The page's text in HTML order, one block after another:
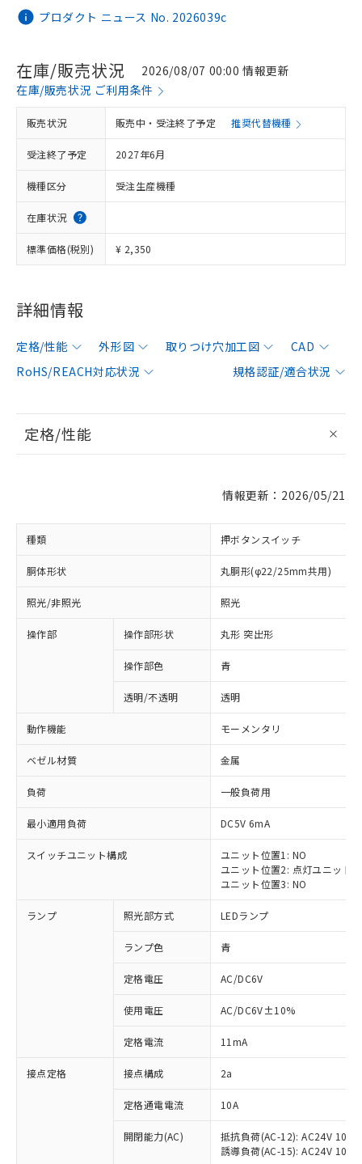
プロダクト ニュース No. 2026039c
在庫/販売状況
2026/08/07 00:00 情報更新
在庫/販売状況 ご利用条件
販売状況 販売中・受注終了予定 推奨代替機種
受注終了予定 2027年6月
機種区分 受注生産機種
在庫状況
標準価格(税別) ¥ 2,350
詳細情報
定格/性能 外形図 取りつけ穴加工図
CAD
RoHS/REACH対応状況
規格認証/適合状況
定格/性能
情報更新：2026/05/21
種類 押ボタンスイッチ
胴体形状 丸胴形(φ22/25mm共用)
照光/非照光 照光
操作部 操作部形状 丸形 突出形
操作部色 青
透明/不透明 透明
動作機能 モーメンタリ
ベゼル材質 金属
負荷 一般負荷用
最小適用負荷 DC5V 6mA
スイッチユニット構成
ユニット位置1: NO
ユニット位置2: 点灯ユニット
ユニット位置3: NO
ランプ 照光部方式 LEDランプ
ランプ色 青
定格電圧 AC/DC6V
使用電圧 AC/DC6V±10%
定格電流 11mA
接点定格 接点構成 2a
定格通電電流 10A
開閉能力(AC)
抵抗負荷(AC-12): AC24V 10A/
誘導負荷(AC-15): AC24V
ご利用条件
以下の条件をお読みいただき、同意のうえ
ご利用ください。
本サービスは、当社制御機器事業取扱
商品の当社在庫状況および標準価格
(税抜)を提供させていただくもので
当社制御機器事業取扱商品の中には、
対応済み：EU RoHS指令（10物質）の
非含有に対応した製品が提供可能な商品で
対応予定：EU RoHS指令（10物質）の非含
有に対応した製品に切り替える予定のある
対応予定なし：EU RoHS指令（10物質）の
非含有に非対応の商品で、対応品を出す予
調査・確認中：EU RoHS指令（10物質）の
非含有の対応状況を調査中または確認中の
非該当品：ライセンス料など無形物で、有
害物質有無と関係のない商品です。
仕入先様の事情により、非含有部品として
「○」：最大均質材料含有率が中国RoHSの
基準値以下であることを示します。
「×」：最大均質材料含有率が中国RoHSの